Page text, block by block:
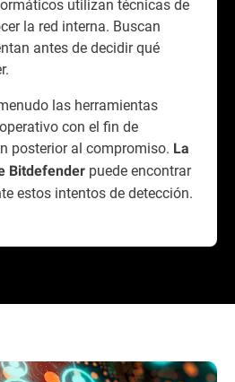
utilizan técnicas de
la red interna. Buscan
antes de decidir qué
las herramientas
con el fin de
posterior al compromiso. La
Bitdefender puede encontrar
estos intentos de detección.